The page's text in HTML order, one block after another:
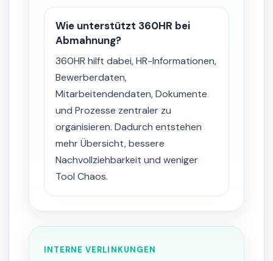
Wie unterstützt 360HR bei
Abmahnung?
360HR hilft dabei, HR-Informationen,
Bewerberdaten,
Mitarbeitendendaten, Dokumente
und Prozesse zentraler zu
organisieren. Dadurch entstehen
mehr Übersicht, bessere
Nachvollziehbarkeit und weniger
Tool Chaos.
INTERNE VERLINKUNGEN